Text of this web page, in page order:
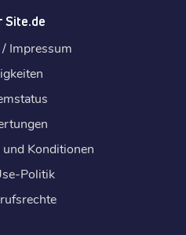
Site.de
Impressum
Konditionen
Politik